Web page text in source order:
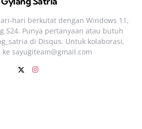
berkutat dengan Windows 11,
S24. Punya pertanyaan atau butuh
di Disqus. Untuk kolaborasi,
ke sayugiteam@gmail.com